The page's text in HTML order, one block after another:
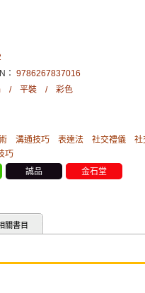
9786267837016
/ 平裝 / 彩色
溝通技巧 表達法 社交禮儀 社
巧
誠品 金石堂
關書目